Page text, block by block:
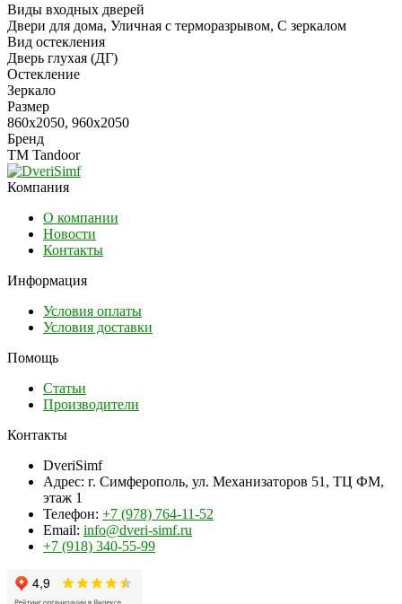
Виды входных дверей
Двери для дома, Уличная с терморазрывом, С зеркалом
Вид остекления
Дверь глухая (ДГ)
Остекление
Зеркало
Размер
860х2050, 960х2050
Бренд
ТМ Tandoor
Компания
О компании
Новости
Контакты
Информация
Условия оплаты
Условия доставки
Помощь
Статьи
Производители
Контакты
DveriSimf
Адрес: г. Симферополь, ул. Механизаторов 51, ТЦ ФМ,
этаж 1
Телефон: +7 (978) 764-11-52
Email: info@dveri-simf.ru
+7 (918) 340-55-99